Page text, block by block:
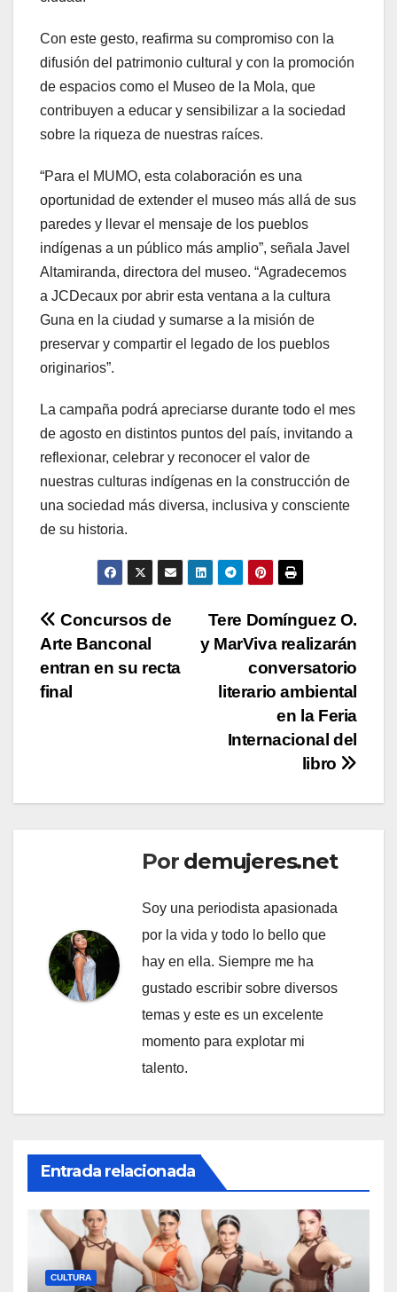
Con este gesto, reafirma su compromiso con la
difusión del patrimonio cultural y con la promoción
de espacios como el Museo de la Mola, que
contribuyen a educar y sensibilizar a la sociedad
sobre la riqueza de nuestras raíces.
“Para el MUMO, esta colaboración es una
oportunidad de extender el museo más allá de sus
paredes y llevar el mensaje de los pueblos
indígenas a un público más amplio”, señala Javel
Altamiranda, directora del museo. “Agradecemos
a JCDecaux por abrir esta ventana a la cultura
Guna en la ciudad y sumarse a la misión de
preservar y compartir el legado de los pueblos
originarios”.
La campaña podrá apreciarse durante todo el mes
de agosto en distintos puntos del país, invitando a
reflexionar, celebrar y reconocer el valor de
nuestras culturas indígenas en la construcción de
una sociedad más diversa, inclusiva y consciente
de su historia.
Navegación
de
entradas
Tere Domínguez O.
y MarViva realizarán
conversatorio
literario ambiental
en la Feria
Internacional del
libro
Concursos de
Arte Banconal
entran en su recta
final
Por demujeres.net
Soy una periodista apasionada
por la vida y todo lo bello que
hay en ella. Siempre me ha
gustado escribir sobre diversos
temas y este es un excelente
momento para explotar mi
talento.
Entrada relacionada
CULTURA